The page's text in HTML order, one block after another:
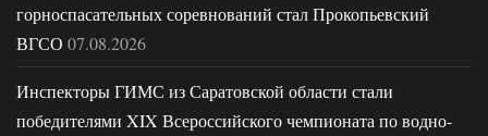
горноспасательных соревнований стал Прокопьевский
ВГСО 07.08.2026
Инспекторы ГИМС из Саратовской области стали
победителями XIX Всероссийского чемпионата по водно-